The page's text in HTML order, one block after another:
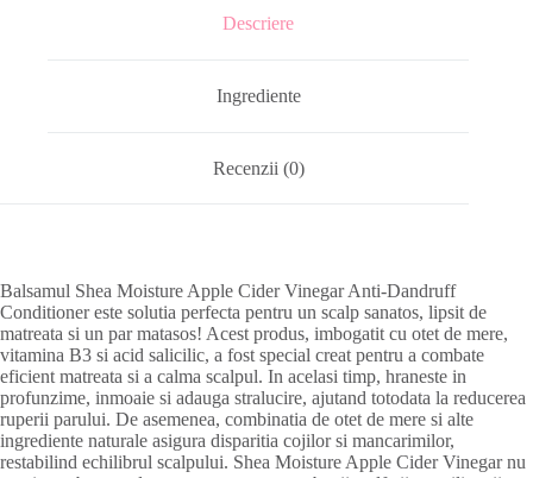
Descriere
Ingrediente
Recenzii (0)
Balsamul Shea Moisture Apple Cider Vinegar Anti-Dandruff
Conditioner este solutia perfecta pentru un scalp sanatos, lipsit de
matreata si un par matasos! Acest produs, imbogatit cu otet de mere,
vitamina B3 si acid salicilic, a fost special creat pentru a combate
eficient matreata si a calma scalpul. In acelasi timp, hraneste in
profunzime, inmoaie si adauga stralucire, ajutand totodata la reducerea
ruperii parului. De asemenea, combinatia de otet de mere si alte
ingrediente naturale asigura disparitia cojilor si mancarimilor,
restabilind echilibrul scalpului. Shea Moisture Apple Cider Vinegar nu